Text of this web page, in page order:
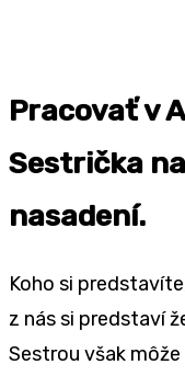
Pracovať v
Sestrička
nasadení.
Koho si
z nás si predstaví
Sestrou však